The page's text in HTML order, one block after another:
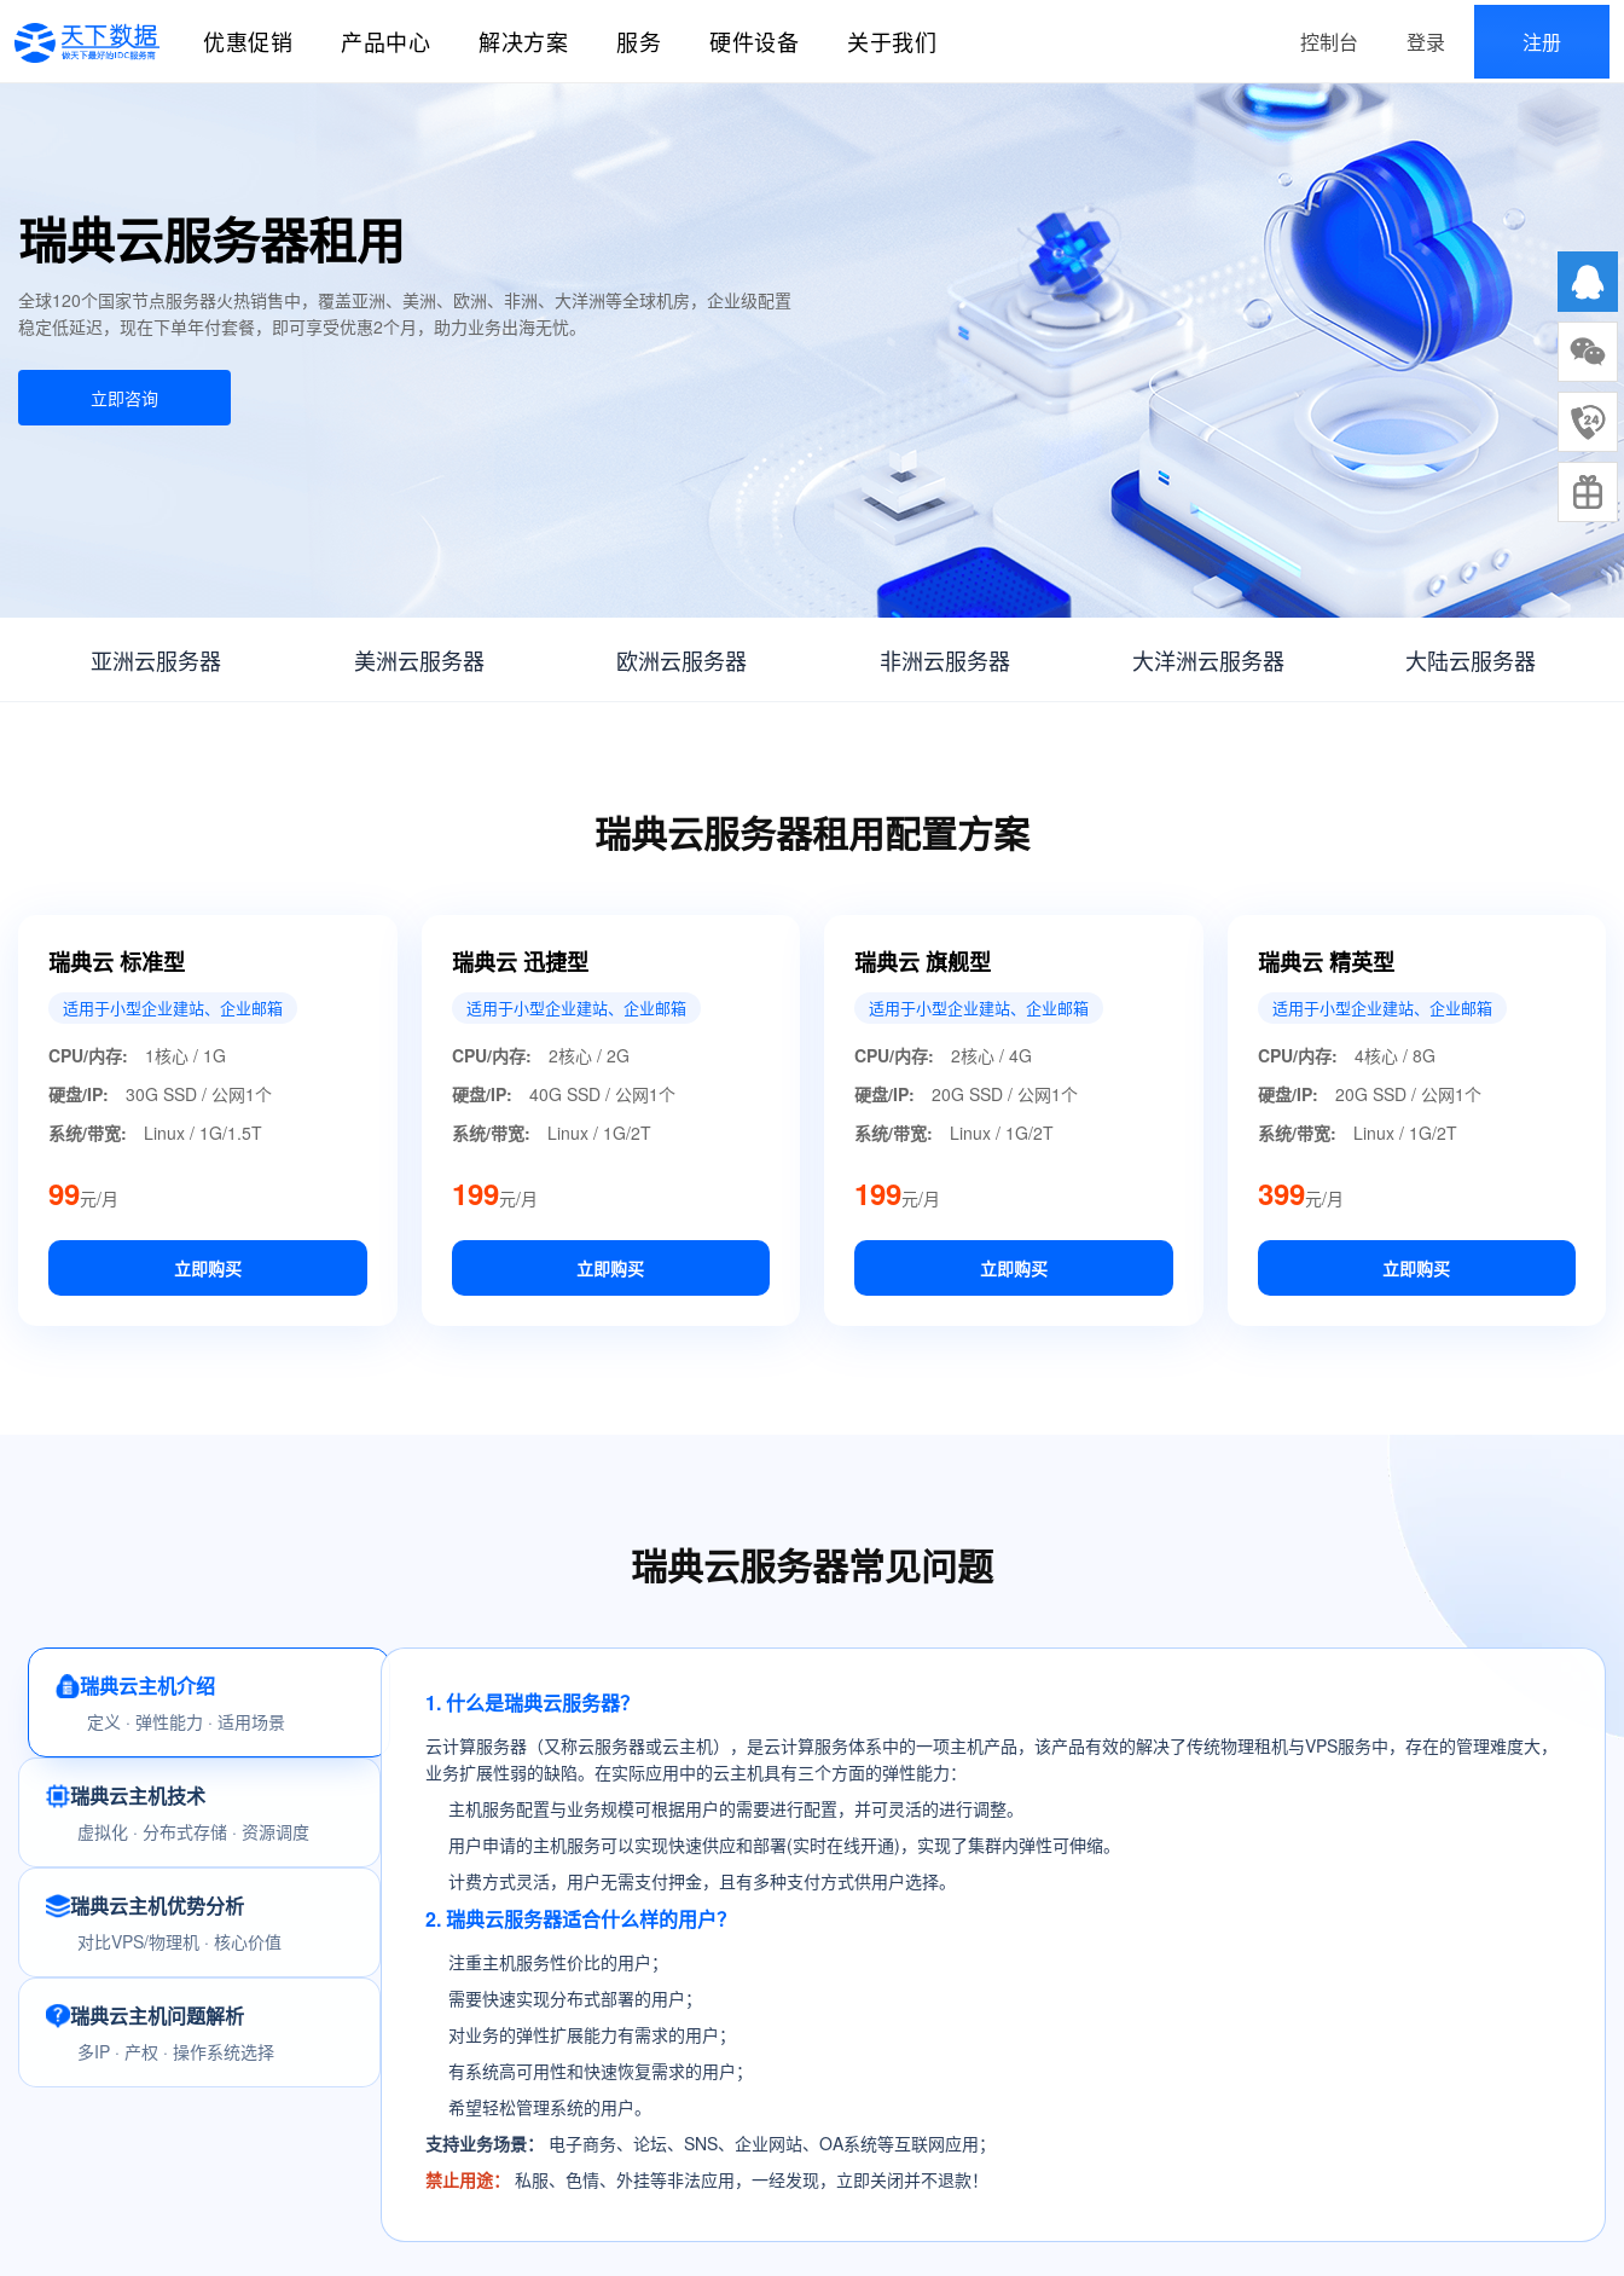
优惠促销 产品中心 解决方案 服务 硬件设备 关于我们 控制台 登录 注册
瑞典云服务器租用
全球120个国家节点服务器火热销售中，覆盖亚洲、美洲、欧洲、非洲、大洋洲等全球机房，企业级配置
稳定低延迟，现在下单年付套餐，即可享受优惠2个月，助力业务出海无忧。
立即咨询
亚洲云服务器 美洲云服务器 欧洲云服务器 非洲云服务器 大洋洲云服务器 大陆云服务器
瑞典云服务器租用配置方案
瑞典云 标准型
适用于小型企业建站、企业邮箱
CPU/内存:
1核心 / 1G
硬盘/IP:
30G SSD / 公网1个
系统/带宽:
Linux / 1G/1.5T
99元/月
立即购买
瑞典云 迅捷型
适用于小型企业建站、企业邮箱
CPU/内存:
2核心 / 2G
硬盘/IP:
40G SSD / 公网1个
系统/带宽:
Linux / 1G/2T
199元/月
立即购买
瑞典云 旗舰型
适用于小型企业建站、企业邮箱
CPU/内存:
2核心 / 4G
硬盘/IP:
20G SSD / 公网1个
系统/带宽:
Linux / 1G/2T
199元/月
立即购买
瑞典云 精英型
适用于小型企业建站、企业邮箱
CPU/内存:
4核心 / 8G
硬盘/IP:
20G SSD / 公网1个
系统/带宽:
Linux / 1G/2T
399元/月
立即购买
瑞典云服务器常见问题
瑞典云主机介绍
定义 · 弹性能力 · 适用场景
瑞典云主机技术
虚拟化 · 分布式存储 · 资源调度
瑞典云主机优势分析
对比VPS/物理机 · 核心价值
瑞典云主机问题解析
多IP · 产权 · 操作系统选择
1. 什么是瑞典云服务器？
云计算服务器（又称云服务器或云主机），是云计算服务体系中的一项主机产品，该产品有效的解决了传统物理租机与VPS服务中，存在的管理难度大，
业务扩展性弱的缺陷。在实际应用中的云主机具有三个方面的弹性能力：
主机服务配置与业务规模可根据用户的需要进行配置，并可灵活的进行调整。
用户申请的主机服务可以实现快速供应和部署(实时在线开通)，实现了集群内弹性可伸缩。
计费方式灵活，用户无需支付押金，且有多种支付方式供用户选择。
2. 瑞典云服务器适合什么样的用户？
注重主机服务性价比的用户；
需要快速实现分布式部署的用户；
对业务的弹性扩展能力有需求的用户；
有系统高可用性和快速恢复需求的用户；
希望轻松管理系统的用户。
支持业务场景：
电子商务、论坛、SNS、企业网站、OA系统等互联网应用；
禁止用途：
私服、色情、外挂等非法应用，一经发现，立即关闭并不退款！